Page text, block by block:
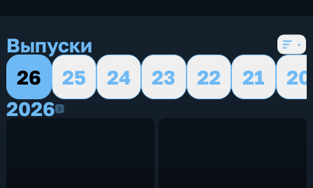
Выпуски
26
25 24 23 22 21
20
20262026